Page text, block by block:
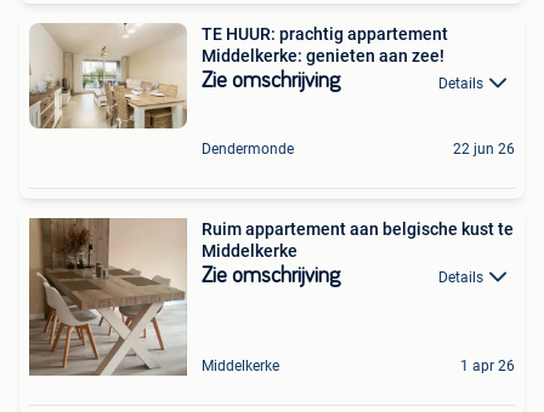
TE HUUR: prachtig appartement
Middelkerke: genieten aan zee!
Zie omschrijving Details
Dendermonde 22 jun 26
Ruim appartement aan belgische kust te
Middelkerke
Zie omschrijving Details
Middelkerke 1 apr 26